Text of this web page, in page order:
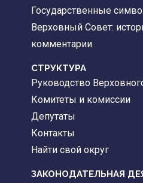
Государственные
Верховный Совет:
комментарии
CТРУКТУРА
Руководство
Комитеты и комиссии
Депутаты
Контакты
Найти свой округ
ЗАКОНОДАТЕЛЬНАЯ